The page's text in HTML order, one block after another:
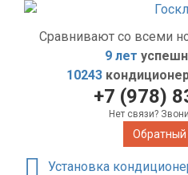
Сравнивают со всеми
9 лет
10243
+7 (978)
Нет связи?
Обратный
Установка